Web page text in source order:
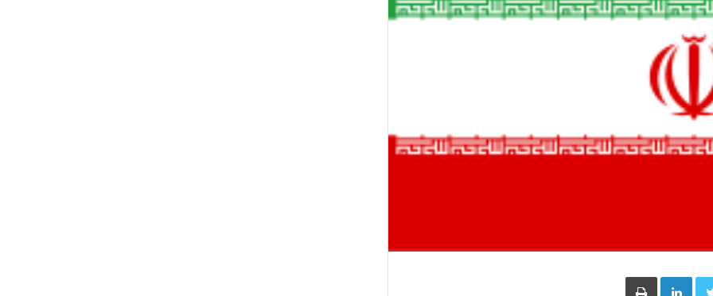
Twitter
LinkedInطباعة